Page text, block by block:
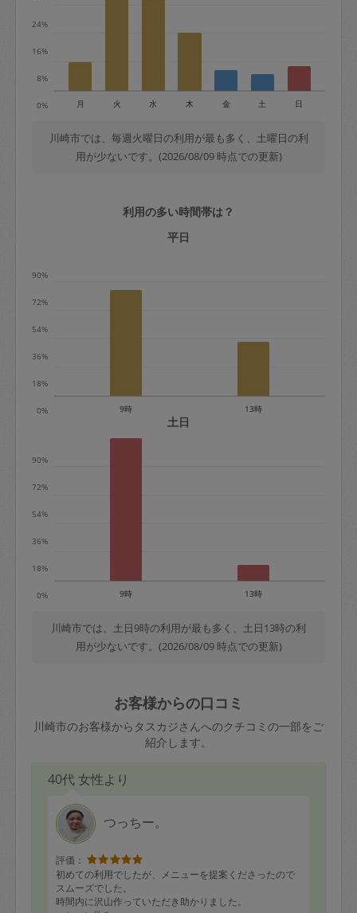
土曜日8時〜実施時間＝依頼金額の100%
＋交通費全額
依頼者不在による当日キャンセル＝依頼
金額の100%＋交通費全額
定期契約をキャンセルする場合、毎週定
期は月2回まで隔週定期は月1回までキャ
※キャンセル料金の設定について：
定期依頼1回（3時間）の金額とスポット
0%
8%
16%
24%
月 火 水 木 金 土 日
川崎市では、毎週火曜日の利用が最も多く、土曜日の利
用が少ないです。(2026/08/09 時点での更新)
利用の多い時間帯は？
平日
0%
18%
36%
54%
72%
90%
9時 13時
土日
0%
18%
36%
54%
72%
90%
9時 13時
川崎市では、土日9時の利用が最も多く、土日13時の利
用が少ないです。(2026/08/09 時点での更新)
お客様からの口コミ
川崎市のお客様からタスカジさんへのクチコミの一部をご
紹介します。
40代 女性より
つっちー。
評価：
初めての利用でしたが、メニューを提案くださったので
スムーズでした。
時間内に沢山作っていただき助かりました。